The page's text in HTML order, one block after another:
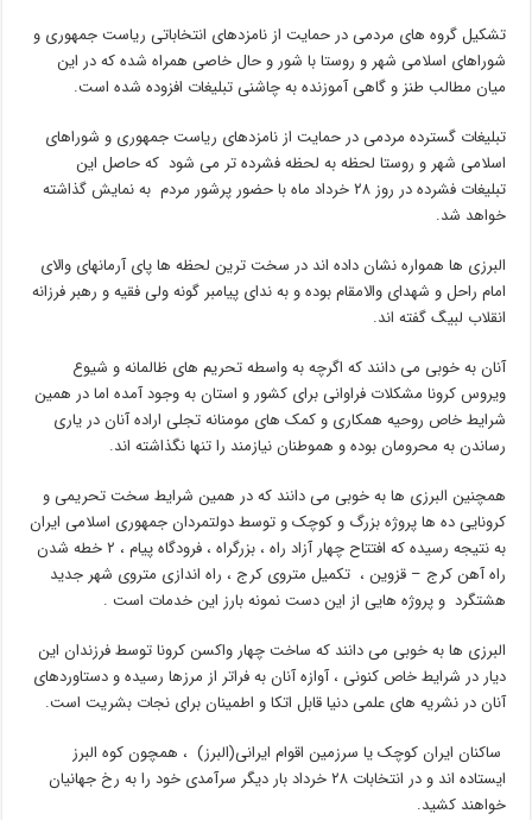
تشکیل گروه های مردمی در حمایت از نامزدهای انتخاباتی ریاست جمهوری و
شوراهای اسلامی شهر و روستا با شور و حال خاصی همراه شده که در این
میان مطالب طنز و گاهی آموزنده به چاشنی تبلیغات افزوده شده است.
تبلیغات گسترده مردمی در حمایت از نامزدهای ریاست جمهوری و شوراهای
اسلامی شهر و روستا لحظه به لحظه فشرده تر می شود که حاصل این
تبلیغات فشرده در روز ۲۸ خرداد ماه با حضور پرشور مردم به نمایش گذاشته
خواهد شد.
البرزی ها همواره نشان داده اند در سخت ترین لحظه ها پای آرمانهای والای
امام راحل و شهدای والامقام بوده و به ندای پیامبر گونه ولی فقیه و رهبر فرزانه
انقلاب لبیگ گفته اند.
آنان به خوبی می دانند که اگرچه به واسطه تحریم های ظالمانه و شیوع
ویروس کرونا مشکلات فراوانی برای کشور و استان به وجود آمده اما در همین
شرایط خاص روحیه همکاری و کمک های مومنانه تجلی اراده آنان در یاری
رساندن به محرومان بوده و هموطنان نیازمند را تنها نگذاشته اند.
همچنین البرزی ها به خوبی می دانند که در همین شرایط سخت تحریمی و
کرونایی ده ها پروژه بزرگ و کوچک و توسط دولتمردان جمهوری اسلامی ایران
به نتیجه رسیده که افتتاح چهار آزاد راه ، بزرگراه ، فرودگاه پیام ، ۲ خطه شدن
راه آهن کرج – قزوین ، تکمیل متروی کرج ، راه اندازی متروی شهر جدید
هشتگرد و پروژه هایی از این دست نمونه بارز این خدمات است .
البرزی ها به خوبی می دانند که ساخت چهار واکسن کرونا توسط فرزندان این
دیار در شرایط خاص کنونی ، آوازه آنان به فراتر از مرزها رسیده و دستاوردهای
آنان در نشریه های علمی دنیا قابل اتکا و اطمینان برای نجات بشریت است.
ساکنان ایران کوچک یا سرزمین اقوام ایرانی(البرز) ، همچون کوه البرز
ایستاده اند و در انتخابات ۲۸ خرداد بار دیگر سرآمدی خود را به رخ جهانیان
خواهند کشید.